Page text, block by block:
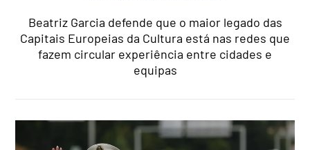
Beatriz Garcia defende que o maior legado das
Capitais Europeias da Cultura está nas redes que
fazem circular experiência entre cidades e
equipas